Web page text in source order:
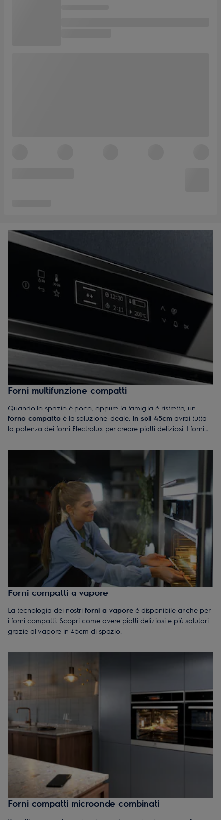
Forni multifunzione compatti
Quando lo spazio è poco, oppure la famiglia è ristretta, un
forno compatto è la soluzione ideale. In soli 45cm avrai tutta
la potenza dei forni Electrolux per creare piatti deliziosi. I forni
cucinare in modo uniforme qualsiasi piatto, grazie alle
numerose funzioni di cui sono dotati. Inoltre, essendo la cavità
i tempi di riscaldamento si riducono.
Forni compatti a vapore
La tecnologia dei nostri forni a vapore è disponibile anche per
i forni compatti. Scopri come avere piatti deliziosi e più salutari
grazie al vapore in 45cm di spazio.
Forni compatti microonde combinati